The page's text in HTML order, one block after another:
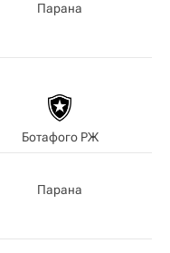
Парана
Ботафого РЖ
Парана